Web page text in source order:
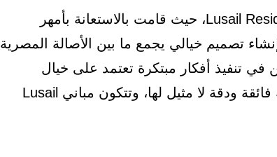
أبدعت شركة مارجينز في تصميم Lusail Residence New Cairo، حيث قامت بالاستعانة بأمهر
تصميم خيالي يجمع ما بين الأصالة المصرية
في تنفيذ أفكار مبتكرة تعتمد على خيال
المصمم وإبداعه، فكل جزء في المشروع صُنع بعناية فائقة ودقة لا مثيل لها، وتتكون مباني Lusail